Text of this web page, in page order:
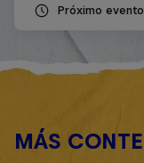
Próximo evento
MÁS